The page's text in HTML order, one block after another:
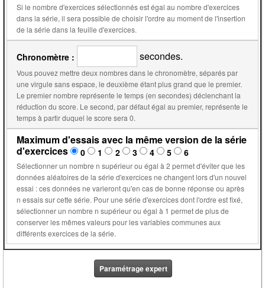
Si le nombre d'exercices sélectionnés est égal au nombre d'exercices
dans la série, il sera possible de choisir l'ordre au moment de l'insertion
de la série dans la feuille d'exercices.
Chronomètre : secondes.
Vous pouvez mettre deux nombres dans le chronomètre, séparés par
une virgule sans espace, le deuxième étant plus grand que le premier.
Le premier nombre représente le temps (en secondes) déclenchant la
réduction du score. Le second, par défaut égal au premier, représente le
temps à partir duquel le score sera 0.
Maximum d'essais avec la même version de la série
d'exercices
0 1 2 3 4 5 6
Sélectionner un nombre n supérieur ou égal à 2 permet d'éviter que les
données aléatoires de la série d'exercices ne changent lors d'un nouvel
essai : ces données ne varieront qu'en cas de bonne réponse ou après
n essais sur cette série. Pour une série d'exercices dont l'ordre est fixé,
sélectionner un nombre n supérieur ou égal à 1 permet de plus de
conserver les mêmes valeurs pour les variables communes aux
différents exercices de la série.
Paramétrage expert